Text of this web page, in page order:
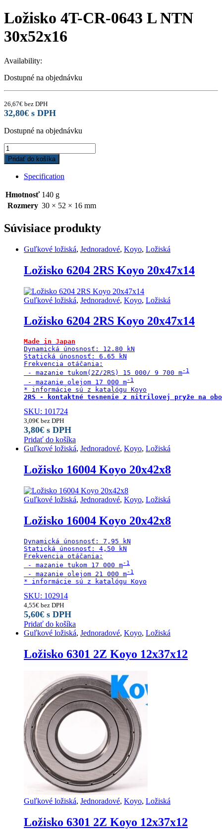
Ložisko 4T-CR-0643 L NTN
30x52x16
Availability:
Dostupné na objednávku
26,67€ bez DPH
32,80€ s DPH
Dostupné na objednávku
Ložisko
4T-
CR-
0643
NTN
quantity
Pridať do košíka
Specification
Hmotnosť 140 g
Rozmery 30 × 52 × 16 mm
Súvisiace produkty
Guľkové ložiská, Jednoradové, Koyo, Ložiská
Ložisko 6204 2RS Koyo 20x47x14
Guľkové ložiská, Jednoradové, Koyo, Ložiská
Ložisko 6204 2RS Koyo 20x47x14
Made in Japan
Dynamická únosnosť: 12.80 kN
Statická únosnosť: 6.65 kN
Frekvencia otáčania:
- mazanie tukom(2Z/2RS) 15 000/ 9 700 m
- mazanie olejom 17 000 m
2RS - kontaktné tesnenie z nitrilovej pryže na
SKU: 101724
3,09€ bez DPH
3,80€ s DPH
Pridať do košíka
Guľkové ložiská, Jednoradové, Koyo, Ložiská
Ložisko 16004 Koyo 20x42x8
Guľkové ložiská, Jednoradové, Koyo, Ložiská
Ložisko 16004 Koyo 20x42x8
Dynamická únosnosť: 7,95 kN
Statická únosnosť: 4,50 kN
Frekvencia otáčania:
- mazanie tukom 17 000 m
- mazanie olejom 21 000 m
* informácie sú z katalógu Koyo
SKU: 102914
4,55€ bez DPH
5,60€ s DPH
Pridať do košíka
Guľkové ložiská, Jednoradové, Koyo, Ložiská
Ložisko 6301 2Z Koyo 12x37x12
Guľkové ložiská, Jednoradové, Koyo, Ložiská
Ložisko 6301 2Z Koyo 12x37x12